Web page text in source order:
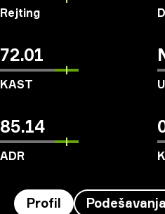
Rejting
72.01
KAST
85.14
ADR
Profil Podešavanja